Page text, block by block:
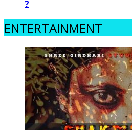
?
ENTERTAINMENT